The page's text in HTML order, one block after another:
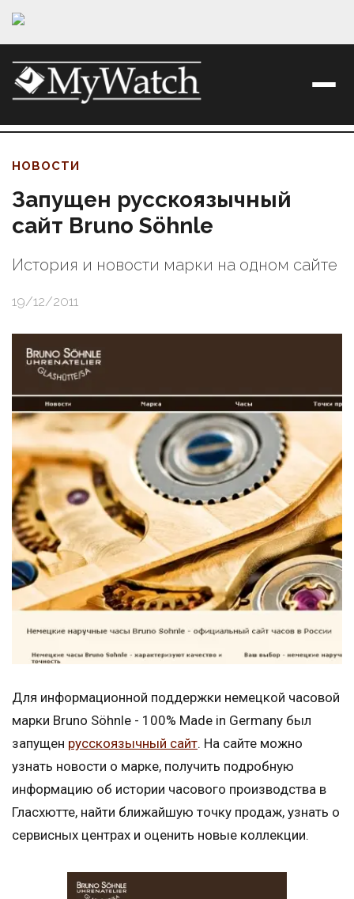
НОВОСТИ
Запущен русскоязычный
сайт Bruno Söhnle
История и новости марки на одном сайте
19/12/2011
Для информационной поддержки немецкой часовой
марки Bruno Söhnle - 100% Made in Germany был
запущен русскоязычный сайт. На сайте можно
узнать новости о марке, получить подробную
информацию об истории часового производства в
Гласхютте, найти ближайшую точку продаж, узнать о
сервисных центрах и оценить новые коллекции.